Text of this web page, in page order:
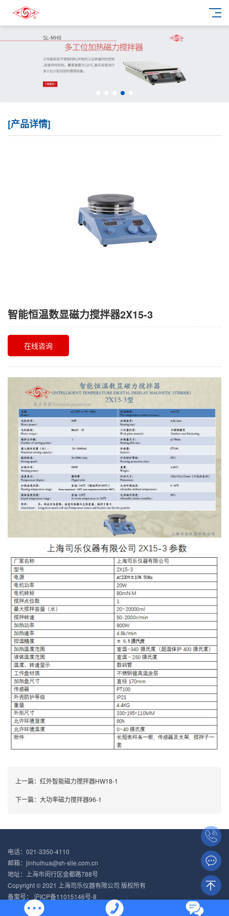
[产品详情]
智能恒温数显磁力搅拌器2X15-3
在线咨询
上一篇： 红外智能磁力搅拌器HW18-1
下一篇： 大功率磁力搅拌器96-1
电话：021-3350-4110
邮箱：jinhuihua@sh-sile.com.cn
地址：上海市闵行区金都路788号
Copyright © 2021 上海司乐仪器有限公司 版权所有
备案号：
沪ICP备11015146号-8